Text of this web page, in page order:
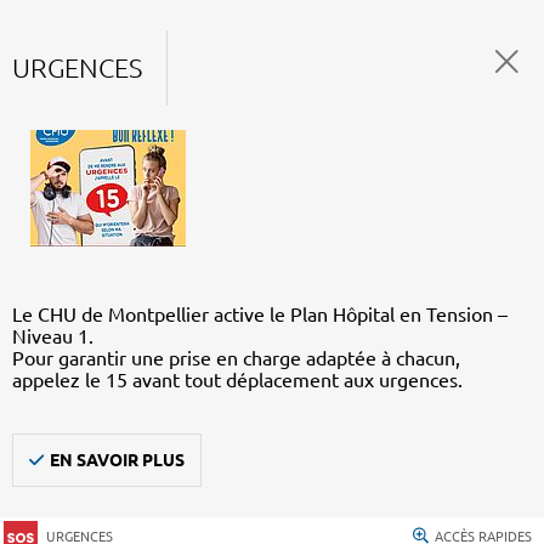
URGENCES
Le CHU de Montpellier active le Plan Hôpital en Tension –
Niveau 1.
Pour garantir une prise en charge adaptée à chacun,
appelez le 15 avant tout déplacement aux urgences.
EN SAVOIR PLUS
URGENCES ACCÈS RAPIDES